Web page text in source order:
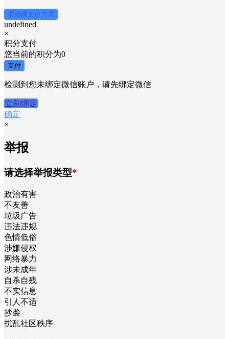
请选择支付方式
undefined
×
积分支付
您当前的积分为0
支付
检测到您未绑定微信账户，请先绑定微信
立刻绑定
确定
×
举报
请选择举报类型*
政治有害
不友善
垃圾广告
违法违规
色情低俗
涉嫌侵权
网络暴力
涉未成年
自杀自残
不实信息
引人不适
抄袭
扰乱社区秩序